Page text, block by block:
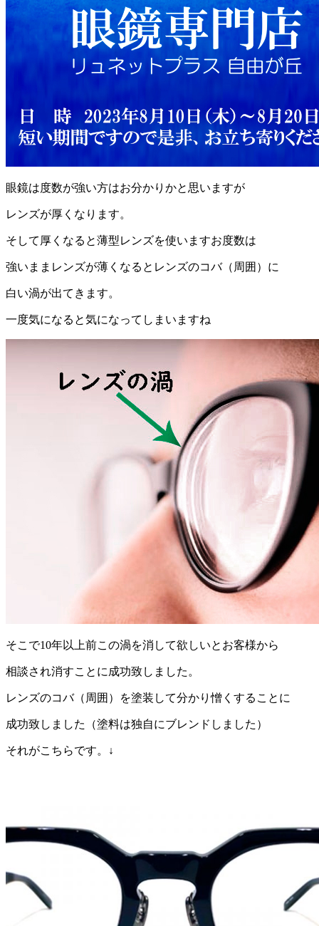
眼鏡は度数が強い方はお分かりかと思いますが
レンズが厚くなります。
そして厚くなると薄型レンズを使いますお度数は
強いままレンズが薄くなるとレンズのコバ（周囲）に
白い渦が出てきます。
一度気になると気になってしまいますね
そこで10年以上前この渦を消して欲しいとお客様から
相談され消すことに成功致しました。
レンズのコバ（周囲）を塗装して分かり憎くすることに
成功致しました（塗料は独自にブレンドしました）
それがこちらです。↓